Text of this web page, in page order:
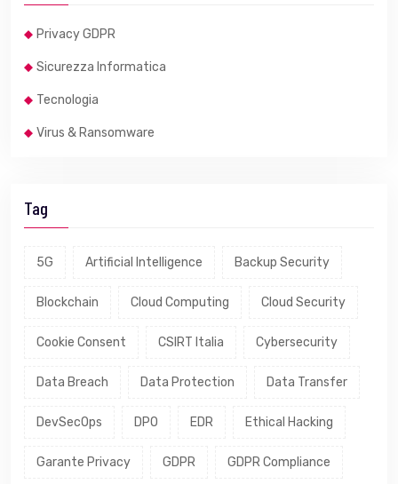
Privacy GDPR
Sicurezza Informatica
Tecnologia
Virus & Ransomware
Tag
5G Artificial Intelligence Backup Security
Blockchain Cloud Computing Cloud Security
Cookie Consent CSIRT Italia Cybersecurity
Data Breach Data Protection Data Transfer
DevSecOps DPO EDR Ethical Hacking
Garante Privacy GDPR GDPR Compliance